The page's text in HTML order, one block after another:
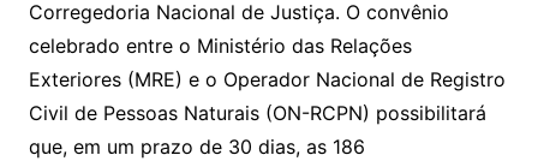
sr
o
e
o
m
ai
l
Corregedoria Nacional de Justiça. O convênio
celebrado entre o Ministério das Relações
Exteriores (MRE) e o Operador Nacional de Registro
Civil de Pessoas Naturais (ON-RCPN) possibilitará
que, em um prazo de 30 dias, as 186